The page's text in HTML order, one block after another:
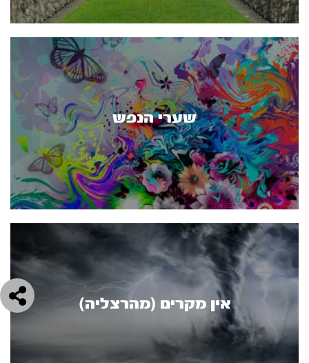
שערי הנפש
אין מקרים (מהרצליה)